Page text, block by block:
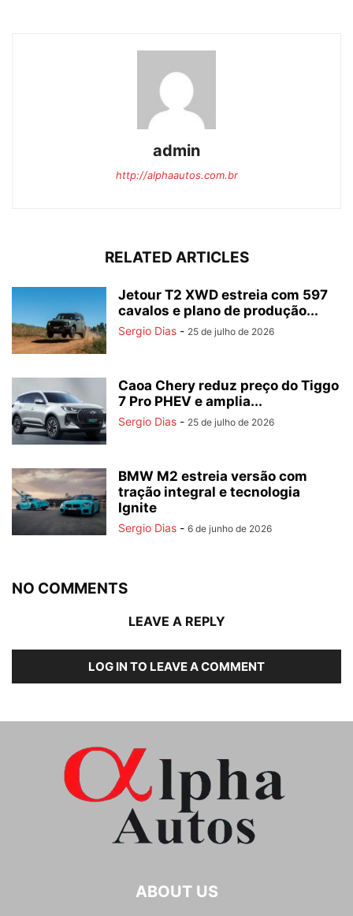
admin
http://alphaautos.com.br
RELATED ARTICLES
Jetour T2 XWD estreia com 597
cavalos e plano de produção...
Sergio Dias - 25 de julho de 2026
Caoa Chery reduz preço do Tiggo
7 Pro PHEV e amplia...
Sergio Dias - 25 de julho de 2026
BMW M2 estreia versão com
tração integral e tecnologia
Ignite
Sergio Dias - 6 de junho de 2026
NO COMMENTS
LEAVE A REPLY
LOG IN TO LEAVE A COMMENT
ABOUT US